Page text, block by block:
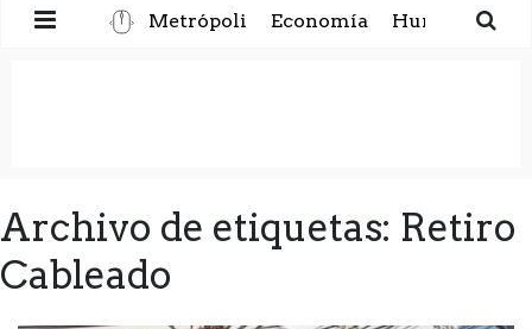
Metrópoli Economía Humanidad
Archivo de etiquetas: Retiro
Cableado